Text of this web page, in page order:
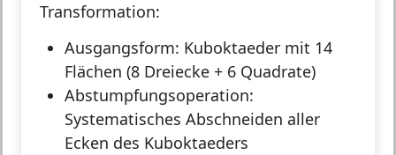
Transformation:
Ausgangsform: Kuboktaeder mit 14
Flächen (8 Dreiecke + 6 Quadrate)
Abstumpfungsoperation:
Systematisches Abschneiden aller
Ecken des Kuboktaeders